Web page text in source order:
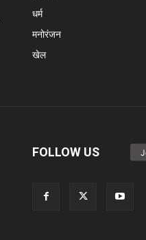
धर्म
मनोरंजन
खेल
FOLLOW US